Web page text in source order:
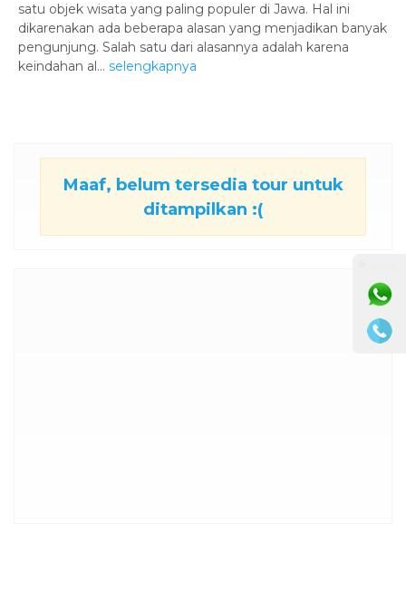
satu objek wisata yang paling populer di Jawa. Hal ini
dikarenakan ada beberapa alasan yang menjadikan banyak
pengunjung. Salah satu dari alasannya adalah karena
keindahan al... selengkapnya
Maaf, belum tersedia tour untuk
ditampilkan :(